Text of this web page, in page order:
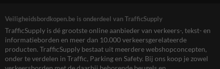
Veiligheidsbordkopen.be is onderdeel van TrafficSupply
TrafficSupply is dé grootste online aanbieder van verkeers-, tekst- en
informatieborden en meer dan 10.000 verkeersgerelateerde
producten. TrafficSupply bestaat uit meerdere webshopconcepten,
onder te verdelen in Traffic, Parking en Safety. Bij ons koop je zowel